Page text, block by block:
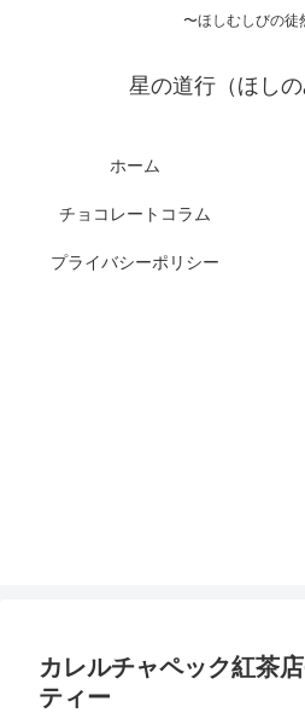
〜ほしむしびの徒
星の道行（ほしの
ホーム
チョコレートコラム
プライバシーポリシー
カレルチャペック紅茶
ティー